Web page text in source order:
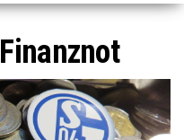
Finanznot